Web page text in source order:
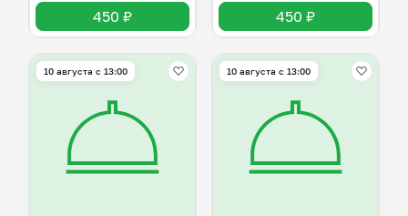
450 ₽ 450 ₽
10 августа с 13:00 10 августа с 13:00